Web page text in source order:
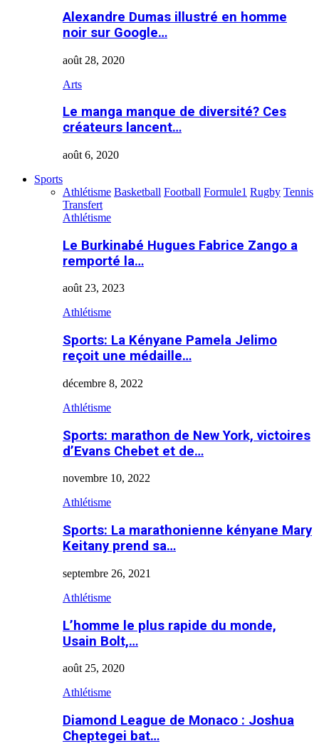
Alexandre Dumas illustré en homme
noir sur Google…
août 28, 2020
Arts
Le manga manque de diversité? Ces
créateurs lancent…
août 6, 2020
Sports
Athlétisme Basketball Football Formule1 Rugby Tennis
Transfert
Athlétisme
Le Burkinabé Hugues Fabrice Zango a
remporté la…
août 23, 2023
Athlétisme
Sports: La Kényane Pamela Jelimo
reçoit une médaille…
décembre 8, 2022
Athlétisme
Sports: marathon de New York, victoires
d’Evans Chebet et de…
novembre 10, 2022
Athlétisme
Sports: La marathonienne kényane Mary
Keitany prend sa…
septembre 26, 2021
Athlétisme
L’homme le plus rapide du monde,
Usain Bolt,…
août 25, 2020
Athlétisme
Diamond League de Monaco : Joshua
Cheptegei bat…